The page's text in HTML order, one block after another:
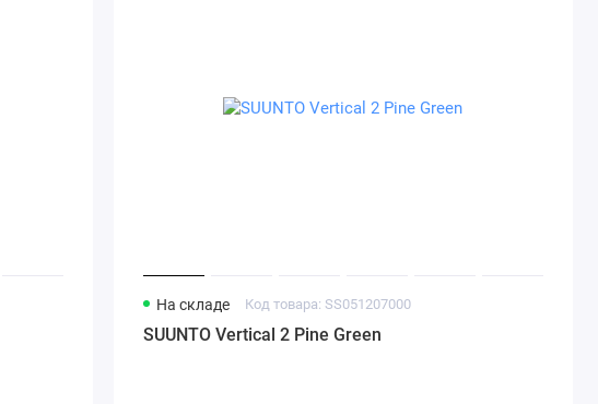
На складе Код товара: SS051207000
SUUNTO Vertical 2 Pine Green